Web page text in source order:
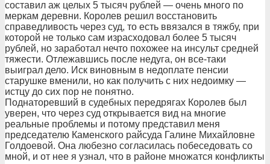
составил аж целых 5 тысяч рублей — очень много по
меркам деревни. Королев решил восстановить
справедливость через суд, то есть ввязался в тяжбу, при
которой не только сам израсходовал более 5 тысяч
рублей, но заработал нечто похожее на инсульт средней
тяжести. Отлежавшись после недуга, он все-таки
выиграл дело. Иск виновным в недоплате пенсии
старушке вменили, но как получить с них недоимку —
истцу до сих пор не понятно.
Поднаторевший в судебных передрягах Королев был
уверен, что через суд открывается вид на многие
реальные проблемы и потому представил меня
председателю Каменского райсуда Галине Михайловне
Голдоевой. Она любезно согласилась побеседовать со
мной, и от нее я узнал, что в районе множатся конфликты